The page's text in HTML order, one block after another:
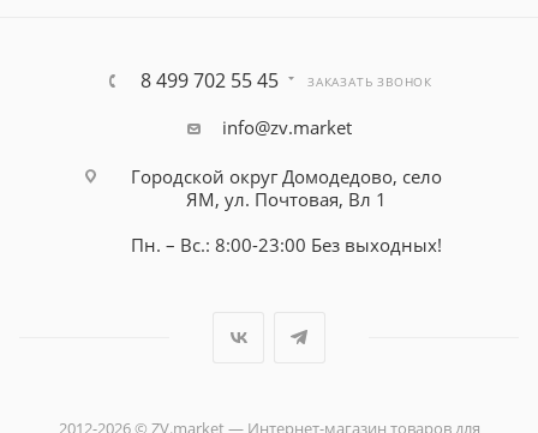
8 499 702 55 45 ЗАКАЗАТЬ ЗВОНОК
info@zv.market
Городской округ Домодедово, село
ЯМ, ул. Почтовая, Вл 1
Пн. – Вс.: 8:00-23:00 Без выходных!
2012-2026 © ZV.market — Интернет-магазин товаров для